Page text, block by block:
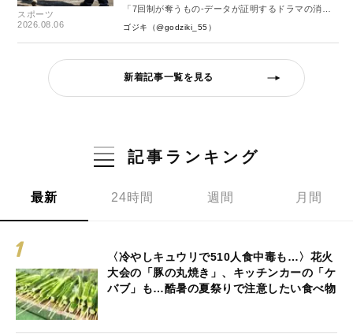
スポーツ
2026.08.06
「7回制が奪うもの-データが証明するドラマの消
失-」
ゴジキ（@godziki_55）
新着記事一覧を見る
記事ランキング
最新 24時間 週間 月間
〈冷やしキュウリで510人食中毒も…〉花火
大会の「豚の丸焼き」、キッチンカーの「ケ
バブ」も…酷暑の夏祭りで注意したい食べ物